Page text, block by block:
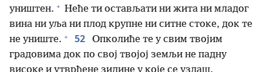
уништен. + Неће ти остављати ни жита ни младог
вина ни уља ни плод крупне ни ситне стоке, док те
не униште. + 52
Опколиће те у свим твојим
градовима док по свој твојој земљи не падну